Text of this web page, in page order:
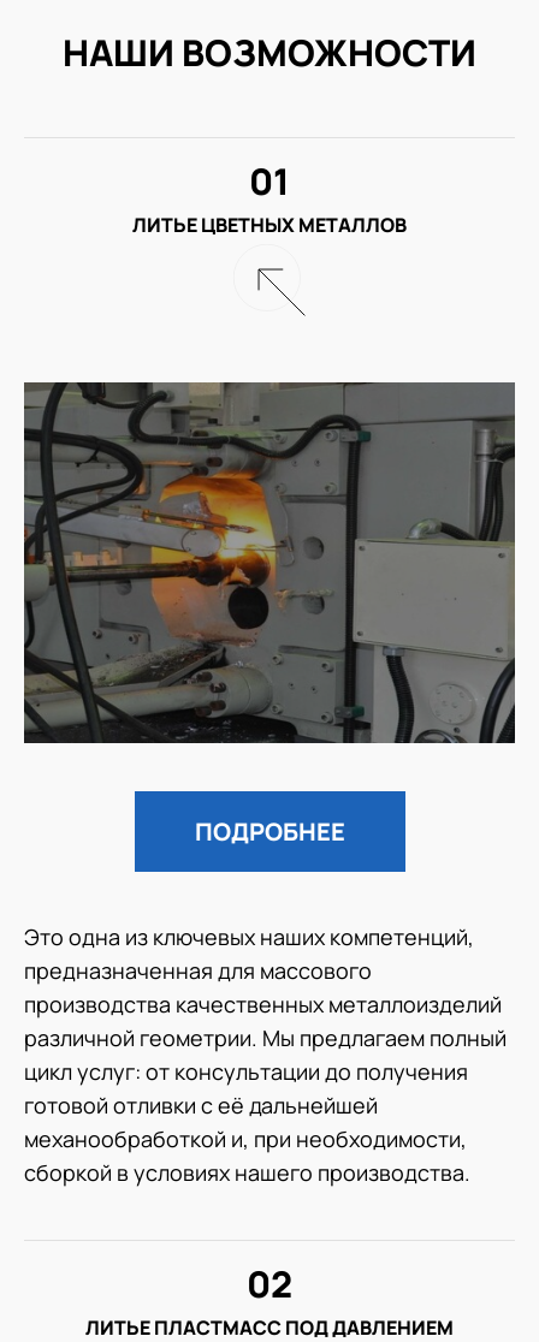
НАШИ ВОЗМОЖНОСТИ
ЛИТЬЕ ЦВЕТНЫХ МЕТАЛЛОВ
01
ПОДРОБНЕЕ
Это одна из ключевых наших компетенций,
предназначенная для массового
производства качественных металлоизделий
различной геометрии. Мы предлагаем полный
цикл услуг: от консультации до получения
готовой отливки с её дальнейшей
механообработкой и, при необходимости,
сборкой в условиях нашего производства.
ЛИТЬЕ ПЛАСТМАСС ПОД ДАВЛЕНИЕМ
02